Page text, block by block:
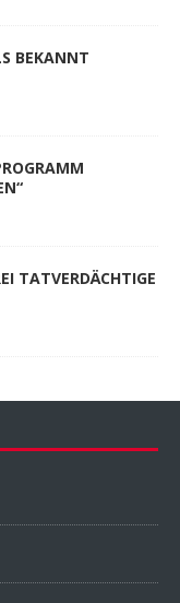
BEKANNT
TATVERDÄCHTIGE